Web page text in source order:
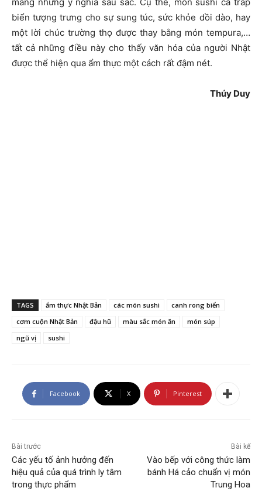
biển tượng trưng cho sự sung túc, sức khỏe dồi dào, hay
một lời chúc trường thọ được thay bằng món tempura,…
tất cả những điều này cho thấy văn hóa của người Nhật
được thể hiện qua ẩm thực một cách rất đậm nét.
Thúy Duy
TAGS ẩm thực Nhật Bản các món sushi
canh rong biển
cơm cuộn Nhật Bản
đậu hũ màu sắc món ăn
món súp
ngũ vị
sushi
Facebook X Pinterest
Bài trước
Các yếu tố ảnh hưởng đến
hiệu quả của quá trình ly tâm
trong thực phẩm
Bài kế
Vào bếp với công thức làm
bánh Há cảo chuẩn vị món
Trung Hoa